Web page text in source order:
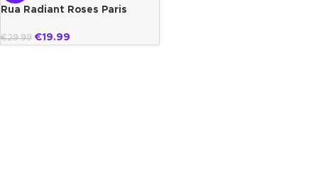
Rua Radiant Roses Paris
€29.99 €19.99